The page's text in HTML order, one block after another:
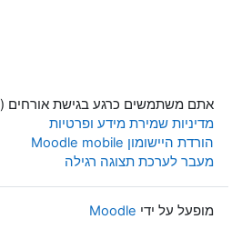
אתם משתמשים כרגע בגישת אורחים (
מדיניות שמירת מידע ופרטיות
הורדת היישומון Moodle mobile
מעבר לערכת תצוגה רגילה
מופעל על ידי Moodle